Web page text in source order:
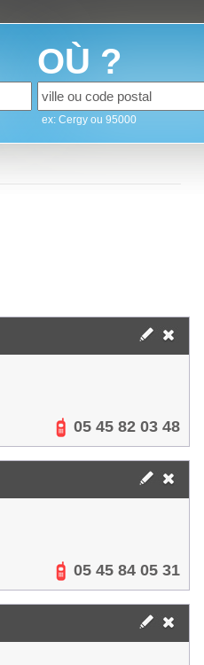
OÙ ?
ex: Cergy ou 95000
05 45 82 03 48
05 45 84 05 31